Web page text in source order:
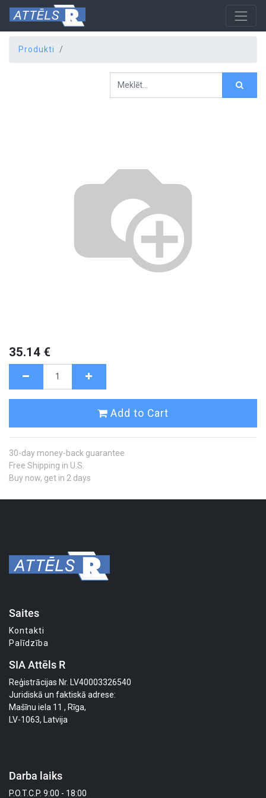
Produkti
35.14 €
Add to Cart
30-day money-back guarantee
Free Shipping in U.S.
Buy now, get in 2 days
Saites
Kontakti
Palīdzība
SIA Attēls R
Reģistrācijas Nr. LV40003326540
Juridiskā un faktiskā adrese:
Mašīnu iela 11 , Rīga,
LV-1063, Latvija
Darba laiks
P.O.T.C.P. 9:00 - 18:00